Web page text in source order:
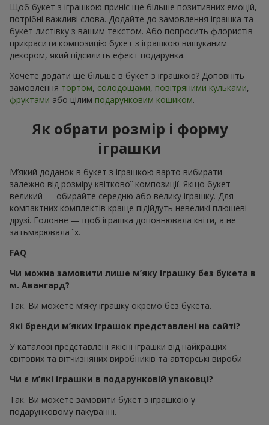
Щоб букет з іграшкою приніс ще більше позитивних емоцій,
потрібні важливі слова. Додайте до замовлення іграшка та
букет листівку з вашим текстом. Або попросить флористів
прикрасити композицію букет з іграшкою вишуканим
декором, який підсилить ефект подарунка.
Хочете додати ще більше в букет з іграшкою? Доповніть
замовлення тортом, солодощами, повітряними кульками,
фруктами або цілим подарунковим кошиком.
Як обрати розмір і форму
іграшки
М’який доданок в букет з іграшкою варто вибирати
залежно від розміру квіткової композиції. Якщо букет
великий — обирайте середню або велику іграшку. Для
компактних комплектів краще підійдуть невеликі плюшеві
друзі. Головне — щоб іграшка доповнювала квіти, а не
затьмарювала їх.
FAQ
Чи можна замовити лише м’яку іграшку без букета в
м. Авангард?
Так. Ви можете м’яку іграшку окремо без букета.
Які бренди м’яких іграшок представлені на сайті?
У каталозі представлені якісні іграшки від найкращих
світових та вітчизняних виробників та авторські вироби
Чи є м’які іграшки в подарунковій упаковці?
Так. Ви можете замовити букет з іграшкою у
подарунковому пакуванні.